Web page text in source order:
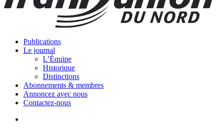
Publications
Le journal
L’Équipe
Historique
Distinctions
Abonnements & membres
Annoncez avec nous
Contactez-nous